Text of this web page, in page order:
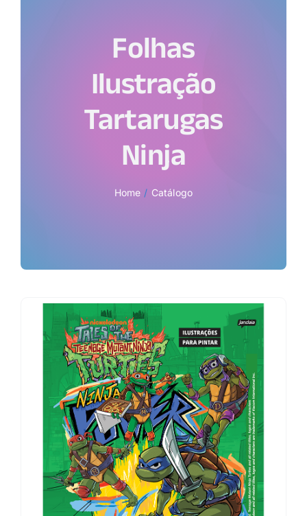
Folhas
Ilustração
Tartarugas
Ninja
Home Catálogo